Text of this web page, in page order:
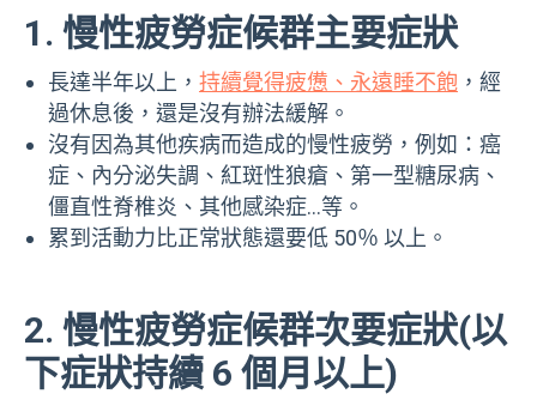
1. 慢性疲勞症候群主要症狀
長達半年以上， 持續覺得疲憊、永遠睡不飽 ，經
過休息後，還是沒有辦法緩解。
沒有因為其他疾病而造成的慢性疲勞，例如：癌
症、內分泌失調、紅斑性狼瘡、第一型糖尿病、
僵直性脊椎炎、其他感染症…等。
累到活動力比正常狀態還要低 50％ 以上。
2. 慢性疲勞症候群次要症狀(以
下症狀持續 6 個月以上)